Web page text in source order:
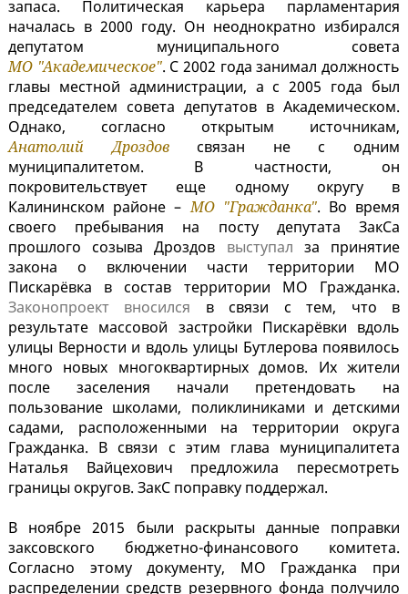
запаса. Политическая карьера парламентария
началась в 2000 году. Он неоднократно избирался
депутатом муниципального совета
МО "Академическое". С 2002 года занимал должность
главы местной администрации, а с 2005 года был
председателем совета депутатов в Академическом.
Однако, согласно открытым источникам,
Анатолий Дроздовсвязан не с одним
муниципалитетом. В частности, он
покровительствует еще одному округу в
Калининском районе –МО "Гражданка". Во время
своего пребывания на посту депутата ЗакСа
прошлого созыва Дроздов выступал за принятие
закона о включении части территории МО
Пискарёвка в состав территории МО Гражданка.
Законопроект вносился в связи с тем, что в
результате массовой застройки Пискарёвки вдоль
улицы Верности и вдоль улицы Бутлерова появилось
много новых многоквартирных домов. Их жители
после заселения начали претендовать на
пользование школами, поликлиниками и детскими
садами, расположенными на территории округа
Гражданка. В связи с этим глава муниципалитета
Наталья Вайцехович предложила пересмотреть
границы округов. ЗакС поправку поддержал.
В ноябре 2015 были раскрыты данные поправки
заксовского бюджетно-финансового комитета.
Согласно этому документу, МО Гражданка при
распределении средств резервного фонда получило